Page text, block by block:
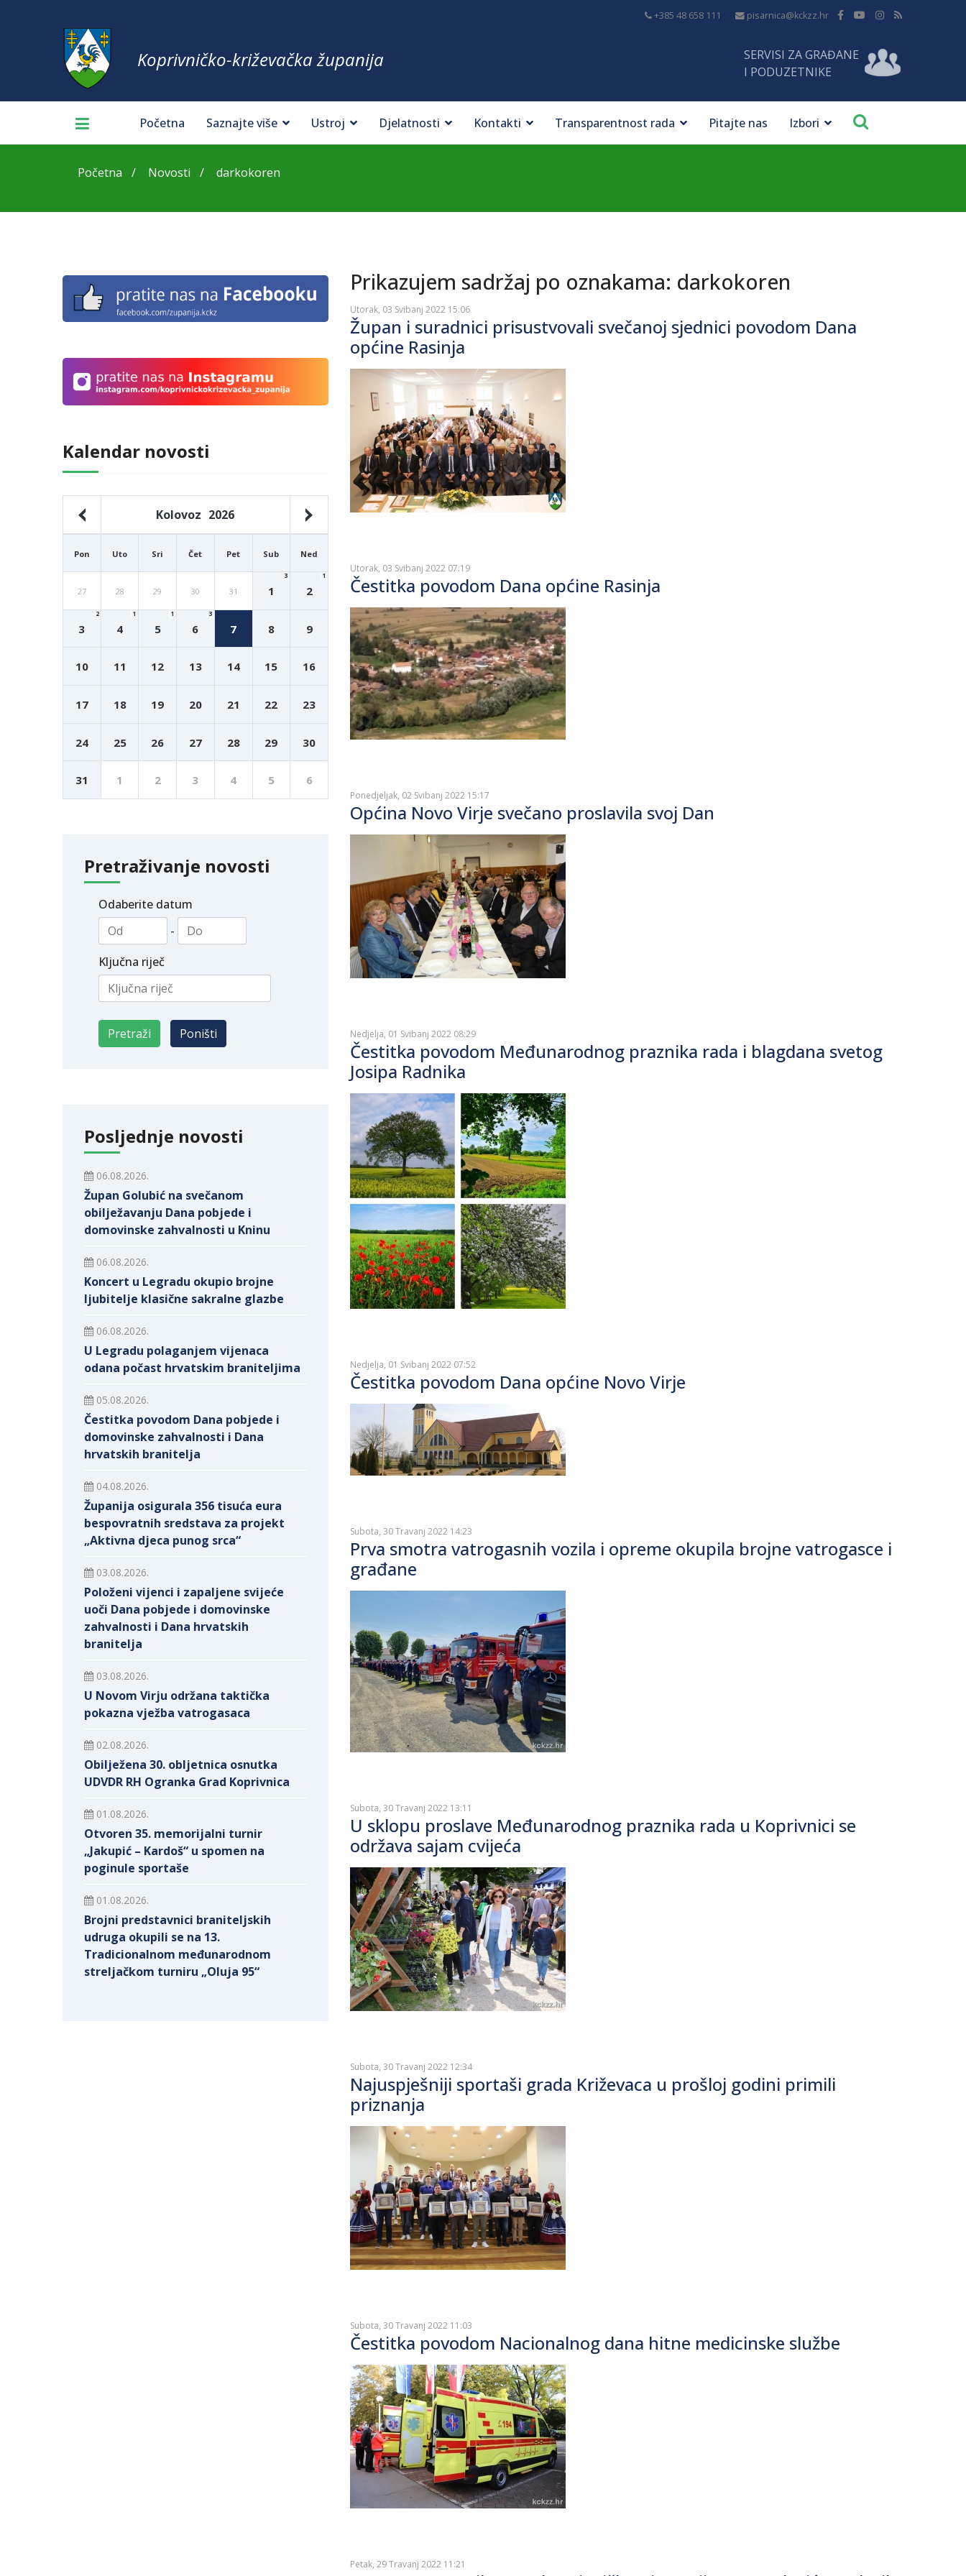
+385 48 658 111 pisarnica@kckzz.hr
Koprivničko-križevačka županija
SERVISI ZA GRAĐANE
I PODUZETNIKE
Početna Saznajte više Ustroj Djelatnosti Kontakti Transparentnost rada Pitajte nas Izbori
Početna Novosti darkokoren
Kalendar novosti
Kolovoz 2026
Pon Uto Sri Čet Pet Sub Ned
27 28 29 30 31 1
3
2
1
3
2
4
1
5
1
6
3
7 8 9
10 11 12 13 14 15 16
17 18 19 20 21 22 23
24 25 26 27 28 29 30
31 1 2 3 4 5 6
Pretraživanje novosti
Odaberite datum
-
Ključna riječ
Posljednje novosti
06.08.2026.
Župan Golubić na svečanom
obilježavanju Dana pobjede i
domovinske zahvalnosti u Kninu
06.08.2026.
Koncert u Legradu okupio brojne
ljubitelje klasične sakralne glazbe
06.08.2026.
U Legradu polaganjem vijenaca
odana počast hrvatskim braniteljima
05.08.2026.
Čestitka povodom Dana pobjede i
domovinske zahvalnosti i Dana
hrvatskih branitelja
04.08.2026.
Županija osigurala 356 tisuća eura
bespovratnih sredstava za projekt
„Aktivna djeca punog srca“
03.08.2026.
Položeni vijenci i zapaljene svijeće
uoči Dana pobjede i domovinske
zahvalnosti i Dana hrvatskih
branitelja
03.08.2026.
U Novom Virju održana taktička
pokazna vježba vatrogasaca
02.08.2026.
Obilježena 30. obljetnica osnutka
UDVDR RH Ogranka Grad Koprivnica
01.08.2026.
Otvoren 35. memorijalni turnir
„Jakupić – Kardoš“ u spomen na
poginule sportaše
01.08.2026.
Brojni predstavnici braniteljskih
udruga okupili se na 13.
Tradicionalnom međunarodnom
streljačkom turniru „Oluja 95“
Prikazujem sadržaj po oznakama: darkokoren
Utorak, 03 Svibanj 2022 15:06
Župan i suradnici prisustvovali svečanoj sjednici povodom Dana
općine Rasinja
Utorak, 03 Svibanj 2022 07:19
Čestitka povodom Dana općine Rasinja
Ponedjeljak, 02 Svibanj 2022 15:17
Općina Novo Virje svečano proslavila svoj Dan
Nedjelja, 01 Svibanj 2022 08:29
Čestitka povodom Međunarodnog praznika rada i blagdana svetog
Josipa Radnika
Nedjelja, 01 Svibanj 2022 07:52
Čestitka povodom Dana općine Novo Virje
Subota, 30 Travanj 2022 14:23
Prva smotra vatrogasnih vozila i opreme okupila brojne vatrogasce i
građane
Subota, 30 Travanj 2022 13:11
U sklopu proslave Međunarodnog praznika rada u Koprivnici se
održava sajam cvijeća
Subota, 30 Travanj 2022 12:34
Najuspješniji sportaši grada Križevaca u prošloj godini primili
priznanja
Subota, 30 Travanj 2022 11:03
Čestitka povodom Nacionalnog dana hitne medicinske službe
Petak, 29 Travanj 2022 11:21